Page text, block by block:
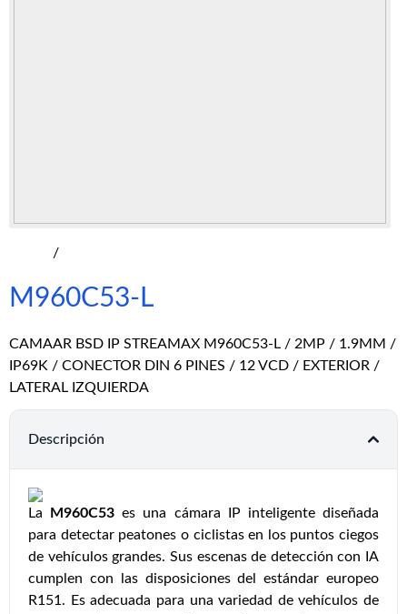
/
M960C53-L
CAMAAR BSD IP STREAMAX M960C53-L / 2MP / 1.9MM /
IP69K / CONECTOR DIN 6 PINES / 12 VCD / EXTERIOR /
LATERAL IZQUIERDA
Descripción
La M960C53es una cámara IP inteligente diseñada
para detectar peatones o ciclistas en los puntos ciegos
de vehículos grandes. Sus escenas de detección con IA
cumplen con las disposiciones del estándar europeo
R151. Es adecuada para una variedad de vehículos de